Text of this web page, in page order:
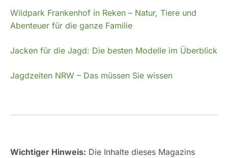
Wildpark Frankenhof in Reken – Natur, Tiere und
Abenteuer für die ganze Familie
Jacken für die Jagd: Die besten Modelle im Überblick
Jagdzeiten NRW – Das müssen Sie wissen
Wichtiger Hinweis: Die Inhalte dieses Magazins